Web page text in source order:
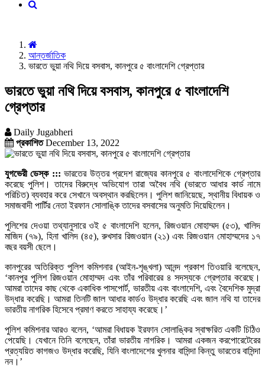
আন্তর্জাতিক
ভারতে ভুয়া নথি দিয়ে বসবাস, কানপুরে ৫ বাংলাদেশি গ্রেপ্তার
ভারতে ভুয়া নথি দিয়ে বসবাস, কানপুরে ৫ বাংলাদেশি
গ্রেপ্তার
Daily Jugabheri
প্রকাশিতDecember 13, 2022
যুগভেরী ডেস্ক ::: ভারতের উত্তর প্রদেশ রাজ্যের কানপুরে ৫ বাংলাদেশিকে গ্রেপ্তার
করেছে পুলিশ। তাদের বিরুদ্ধে অভিযোগ তারা অবৈধ নথি (ভারতে আধার কার্ড নামে
পরিচিত) ব্যবহার করে সেখানে অবস্থান করছিলেন। পুলিশ জানিয়েছে, স্থানীয় বিধায়ক ও
সমাজবাদী পার্টির নেতা ইরফান সোলাঙ্কি তাদের বসবাসের অনুমতি দিয়েছিলেন।
পুলিশের দেওয়া তথ্যানুসারে ওই ৫ বাংলাদেশি হলেন, রিজওয়ান মোহাম্মদ (৫৩), খালিদ
মাজিদ (৭৯), হিনা খালিদ (৪৫), রুখসার রিজওয়ান (২১) এবং রিজওয়ান মোহাম্মদের ১৭
বছর বয়সী ছেলে।
কানপুরের অতিরিক্ত পুলিশ কমিশনার (আইন-শৃঙ্খলা) আনন্দ প্রকাশ তিওয়ারি বলেছেন,
‘কানপুর পুলিশ রিজওয়ান মোহাম্মদ এবং তাঁর পরিবারের ৪ সদস্যকে গ্রেপ্তার করেছে।
আমরা তাদের কাছ থেকে একাধিক পাসপোর্ট, ভারতীয় এবং বাংলাদেশি, এবং বৈদেশিক মুদ্রা
উদ্ধার করেছি। আমরা তিনটি জাল আধার কার্ডও উদ্ধার করেছি এবং জাল নথি যা তাদের
ভারতীয় নাগরিক হিসেবে প্রমাণ করতে সাহায্য করেছে।’
পুলিশ কমিশনার আরও বলেন, ‘আমরা বিধায়ক ইরফান সোলাঙ্কির স্বাক্ষরিত একটি চিঠিও
পেয়েছি। যেখানে তিনি বলেছেন, তাঁরা ভারতীয় নাগরিক। আমরা একজন করপোরেটেরের
প্রত্যয়িত কাগজও উদ্ধার করেছি, যিনি বাংলাদেশের খুলনার বাসিন্দা কিন্তু ভারতের বাসিন্দা
নন।’